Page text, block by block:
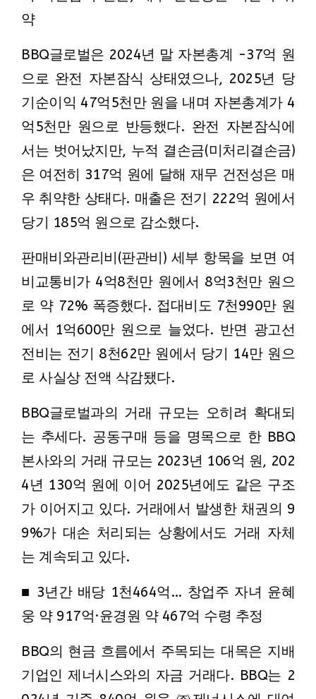
약
BBQ글로벌은 2024년 말 자본총계 -37억 원
으로 완전 자본잠식 상태였으나, 2025년 당
기순이익 47억5천만 원을 내며 자본총계가 4
억5천만 원으로 반등했다. 완전 자본잠식에
서는 벗어났지만, 누적 결손금(미처리결손금)
은 여전히 317억 원에 달해 재무 건전성은 매
우 취약한 상태다. 매출은 전기 222억 원에서
당기 185억 원으로 감소했다.
판매비와관리비(판관비) 세부 항목을 보면 여
비교통비가 4억8천만 원에서 8억3천만 원으
로 약 72% 폭증했다. 접대비도 7천990만 원
에서 1억600만 원으로 늘었다. 반면 광고선
전비는 전기 8천62만 원에서 당기 14만 원으
로 사실상 전액 삭감됐다.
BBQ글로벌과의 거래 규모는 오히려 확대되
는 추세다. 공동구매 등을 명목으로 한 BBQ
본사와의 거래 규모는 2023년 106억 원, 202
4년 130억 원에 이어 2025년에도 같은 구조
가 이어지고 있다. 거래에서 발생한 채권의 9
9%가 대손 처리되는 상황에서도 거래 자체
는 계속되고 있다.
■ 3년간 배당 1천464억… 창업주 자녀 윤혜
웅 약 917억·윤경원 약 467억 수령 추정
BBQ의 현금 흐름에서 주목되는 대목은 지배
기업인제너시스와의 자금 거래다. BBQ는 2